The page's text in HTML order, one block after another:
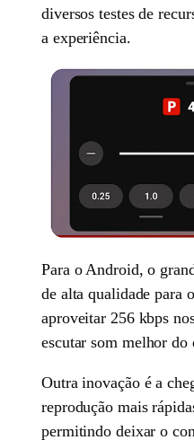
diversos testes de
a experiência.
Para o Android, o
de alta qualidade para
aproveitar 256 kbps
escutar som melhor do
Outra inovação é a
reprodução mais
permitindo deixar o